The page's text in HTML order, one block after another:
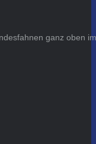
ganz oben